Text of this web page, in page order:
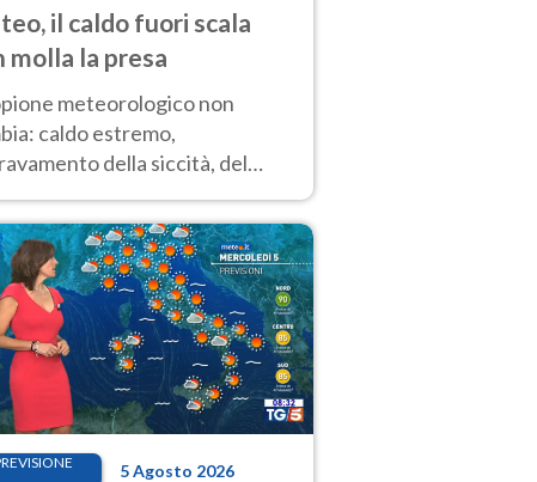
il caldo fuori scala
molla la presa
meteorologico non
caldo estremo,
della siccità, del
Nessun cambiamento fino
5 Agosto 2026